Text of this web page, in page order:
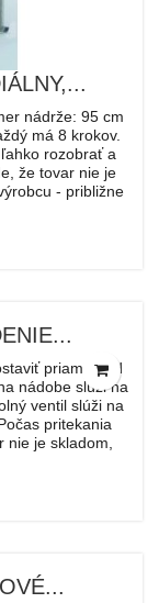
nádrže: 95 cm
má 8 krokov.
rozobrať a
že tovar nie je
- približne
priamo pod
nádobe slúži na
ventil slúži na
pritekania
je skladom,